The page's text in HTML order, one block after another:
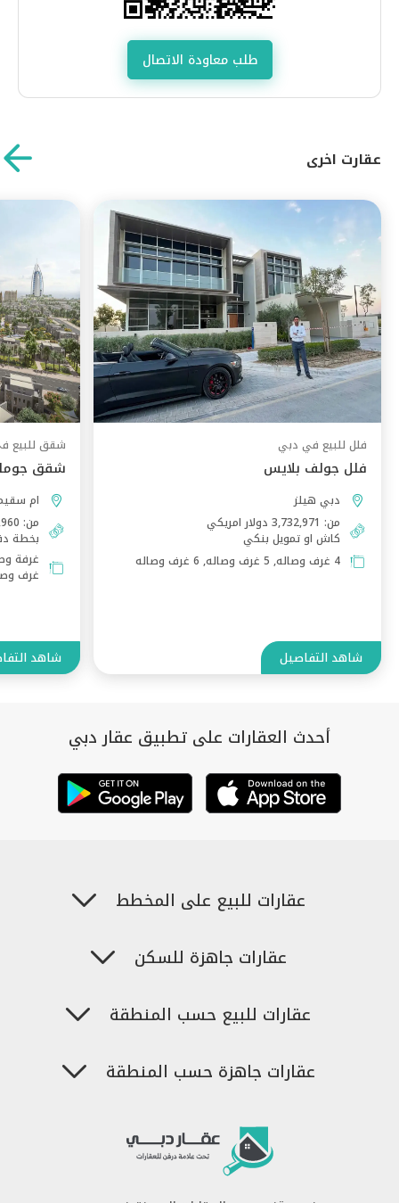
طلب معاودة الاتصال
عقارت اخرى
فلل للبيع في دبي
فلل جولف بلايس
دبي هيلز
من: 3,732,971 دولار امريكي
كاش او تمويل بنكي
4 غرف وصاله, 5 غرف وصاله, 6 غرف وصاله
شاهد التفاصيل
شقق للبيع
شقق
ام
من: 544,960 دولار امريكي
بخطة
غرف
شاهد
أحدث العقارات على تطبيق عقار دبي
عقارات للبيع على المخطط
عقارات جاهزة للسكن
عقارات للبيع حسب المنطقة
عقارات جاهزة حسب المنطقة